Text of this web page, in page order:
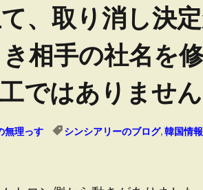
、取り消し決
相手の社名を
ではありません
無理っす シンシアリーのブログ,韓国情報